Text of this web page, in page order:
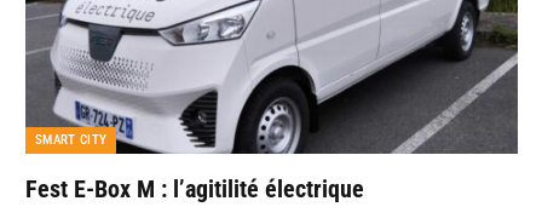
SMART CITY
Fest E-Box M : l’agitilité électrique